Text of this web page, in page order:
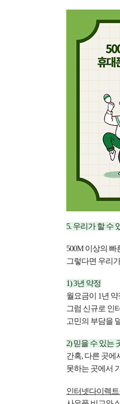
5. 우리가 할 수
500M 이상의
그렇다면 우리
1) 3년 약정
월요금이 1년
그럼 신규로 인
고민의 부담을
2) 믿을 수 있는
간혹, 다른 곳에
못하는 곳에서
인터넷다이렉